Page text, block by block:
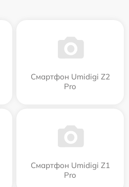
Смартфон Umidigi Z2
Pro
Смартфон Umidigi Z1
Pro